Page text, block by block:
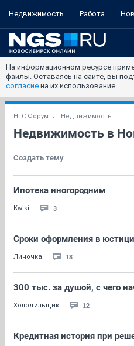
Недвижимость Работа
На информационном ресурсе
файлы. Оставаясь на сайте, вы
согласие на их использование.
НГС.Форум Недвижимость
Недвижимость в
Создать тему
Ипотека иногородним
Kwiki 3
Сроки оформления в
Линочка 18
300 тыс. за душой, с чего
Холодильщик 12
Кредитная история при